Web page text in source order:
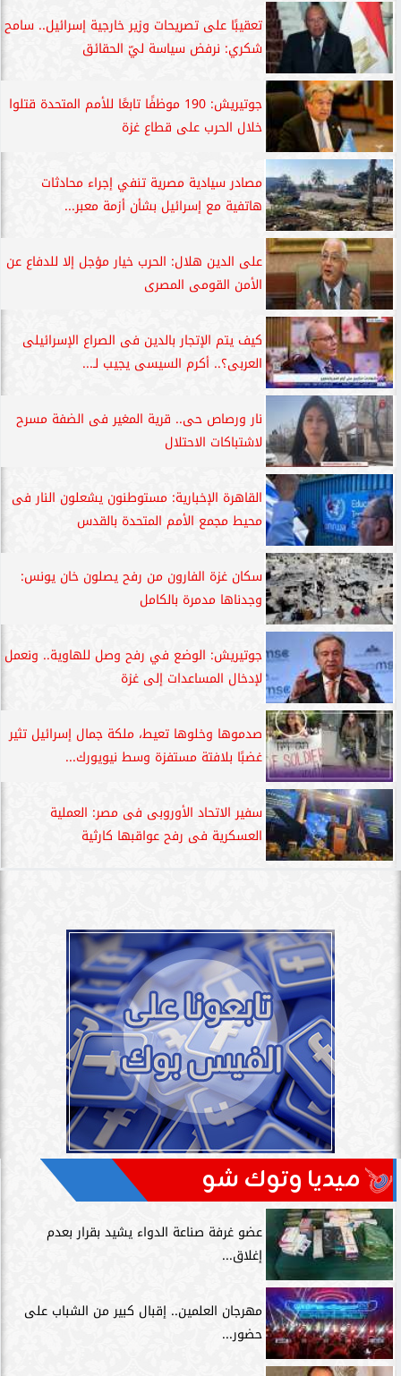
تعقيبًا على تصريحات وزير خارجية إسرائيل.. سامح
شكري: نرفض سياسة ليّ الحقائق
جوتيريش: 190 موظفًا تابعًا للأمم المتحدة قتلوا
خلال الحرب على قطاع غزة
مصادر سيادية مصرية تنفي إجراء محادثات
هاتفية مع إسرائيل بشأن أزمة معبر...
على الدين هلال: الحرب خيار مؤجل إلا للدفاع عن
الأمن القومى المصرى
كيف يتم الإتجار بالدين فى الصراع الإسرائيلى
العربى؟.. أكرم السيسى يجيب لـ...
نار ورصاص حى.. قرية المغير فى الضفة مسرح
لاشتباكات الاحتلال
القاهرة الإخبارية: مستوطنون يشعلون النار فى
محيط مجمع الأمم المتحدة بالقدس
سكان غزة الفارون من رفح يصلون خان يونس:
وجدناها مدمرة بالكامل
جوتيريش: الوضع في رفح وصل للهاوية.. ونعمل
لإدخال المساعدات إلى غزة
صدموها وخلوها تعيط، ملكة جمال إسرائيل تثير
غضبًا بلافتة مستفزة وسط نيويورك...
سفير الاتحاد الأوروبى فى مصر: العملية
العسكرية فى رفح عواقبها كارثية
ميديا وتوك شو
عضو غرفة صناعة الدواء يشيد بقرار بعدم
إغلاق...
مهرجان العلمين.. إقبال كبير من الشباب على
حضور...